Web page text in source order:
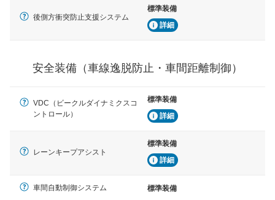
ブ・クルーズ・コントロールなどが装備されています。
れています。
万が一車体が衝撃を受けたときに、運転者・同乗者を守
るSRSエアバッグシステム、プリテンショナーシートベ
ルトなどが装備されています。
後側方衝突防止支援システム
標準装備
詳細
安全装備（車線逸脱防止・車間距離制御）
VDC（ビークルダイナミクスコ
ントロール）
標準装備
詳細
レーンキープアシスト
標準装備
詳細
車間自動制御システム 標準装備